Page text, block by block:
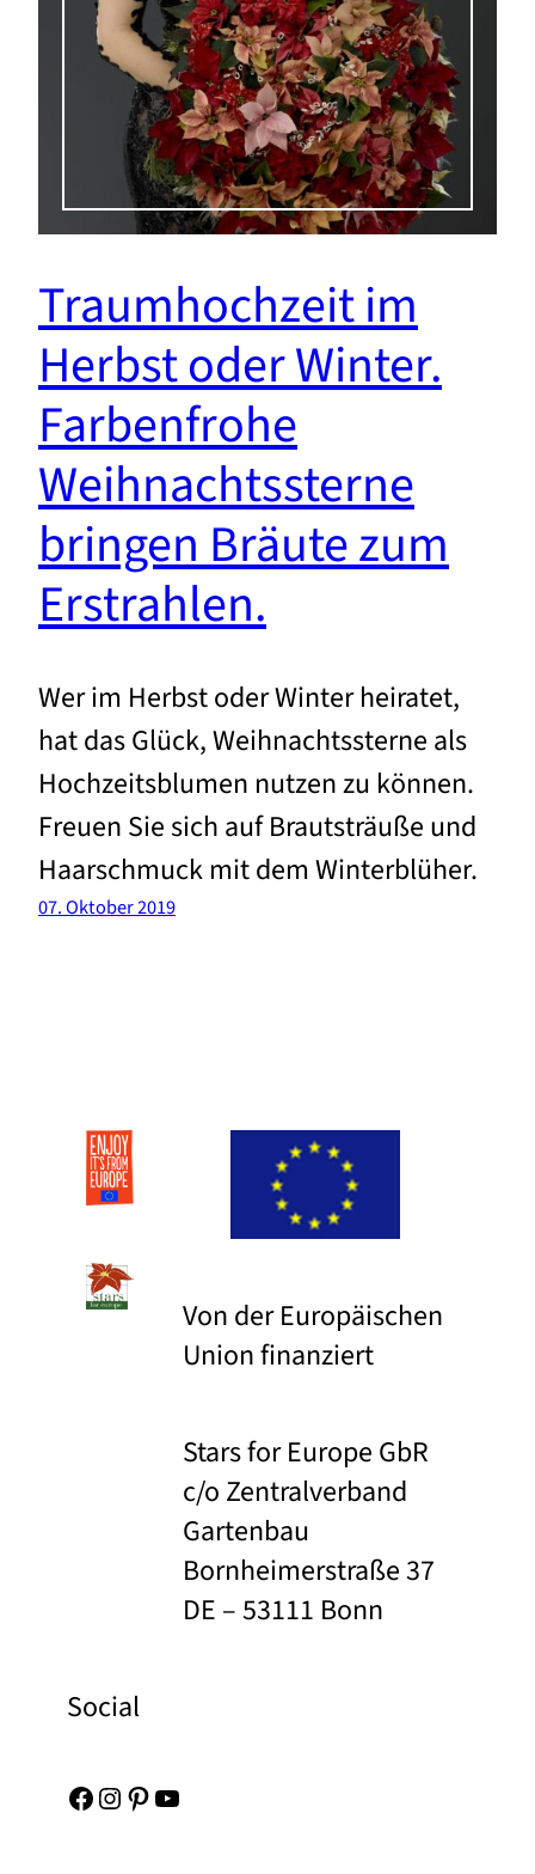
Traumhochzeit im
Herbst oder Winter.
Farbenfrohe
Weihnachtssterne
bringen Bräute zum
Erstrahlen.
Wer im Herbst oder Winter heiratet,
hat das Glück, Weihnachtssterne als
Hochzeitsblumen nutzen zu können.
Freuen Sie sich auf Brautsträuße und
Haarschmuck mit dem Winterblüher.
07. Oktober 2019
Von der Europäischen
Union finanziert
Stars for Europe GbR
c/o Zentralverband
Gartenbau
Bornheimerstraße 37
DE – 53111 Bonn
Social
Facebook Instagram Pinterest YouTube